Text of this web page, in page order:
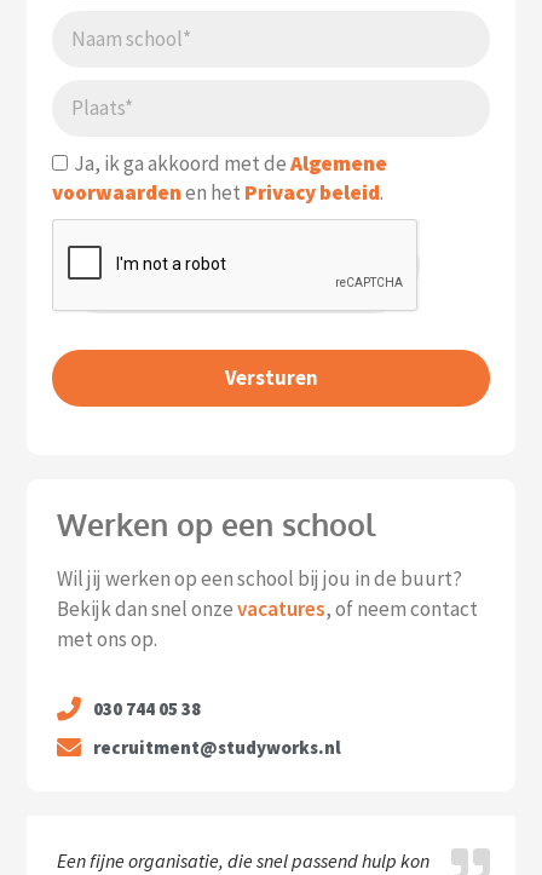
Ja, ik ga akkoord met deAlgemene
voorwaardenen het Privacy beleid.
Versturen
Werken op een school
Wil jij werken op een school bij jou in de buurt?
Bekijk dan snel onzevacatures, of neem contact
met ons op.
030 744 05 38
recruitment@studyworks.nl
Een fijne organisatie, die snel passend hulp kon